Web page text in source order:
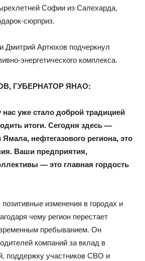
Софии из Салехарда,
сюрприз.
Дмитрий Артюхов подчеркнул
энергетического комплекса.
ГУБЕРНАТОР ЯНАО:​
нас уже стало доброй традицией
итоги. Сегодня здесь —
нефтегазового региона, это
Ваши предприятия,
— это главная гордость
изменения в городах и
чему регион перестает
пребыванием. Он
компаний за вклад в
поддержку участников СВО и